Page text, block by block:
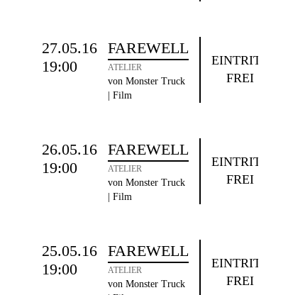
27.05.16
19:00
FAREWELL
ATELIER
von Monster Truck
| Film
EINTRITT
FREI
26.05.16
19:00
FAREWELL
ATELIER
von Monster Truck
| Film
EINTRITT
FREI
25.05.16
19:00
FAREWELL
ATELIER
von Monster Truck
EINTRITT
FREI